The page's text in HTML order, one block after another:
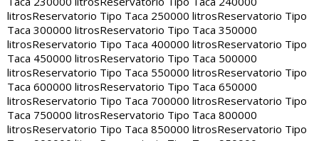
litrosReservatorio Tipo Taca 250000 litrosReservatorio Tipo
Taca 300000 litrosReservatorio Tipo Taca 350000
litrosReservatorio Tipo Taca 400000 litrosReservatorio Tipo
Taca 450000 litrosReservatorio Tipo Taca 500000
litrosReservatorio Tipo Taca 550000 litrosReservatorio Tipo
Taca 600000 litrosReservatorio Tipo Taca 650000
litrosReservatorio Tipo Taca 700000 litrosReservatorio Tipo
Taca 750000 litrosReservatorio Tipo Taca 800000
litrosReservatorio Tipo Taca 850000 litrosReservatorio Tipo